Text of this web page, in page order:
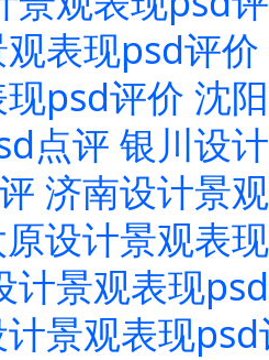
表现psd评价
psd评价 沈
点评 银川设
济南设计景
设计景观表
计景观表现
景观表现